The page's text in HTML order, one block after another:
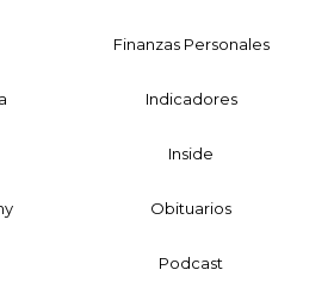
Finanzas Personales
Indicadores
Inside
Obituarios
Podcast